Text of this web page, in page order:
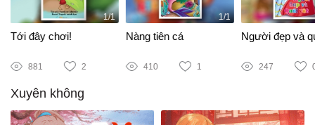
1/1
Tới đây chơi!
881 2
1/1
Nàng tiên cá
410 1
Người đẹp và
247
Xuyên không